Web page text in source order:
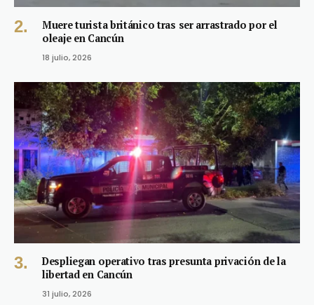
Muere turista británico tras ser arrastrado por el
oleaje en Cancún
18 julio, 2026
Despliegan operativo tras presunta privación de la
libertad en Cancún
31 julio, 2026